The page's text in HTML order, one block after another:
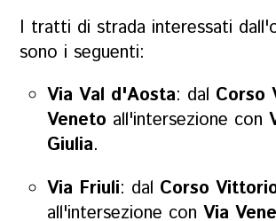
I tratti di strada interessati
sono i seguenti:
Via Val d'Aosta: dal Corso
Veneto all'intersezione con
Giulia.
Via Friuli: dal Corso
all'intersezione con Via